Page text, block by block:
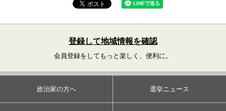
登録して地域情報を確認
会員登録をしてもっと楽しく、便利に。
政治家の方へ 選挙ニュース